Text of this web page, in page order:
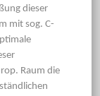
dieser
mit sog. C-
Raum die